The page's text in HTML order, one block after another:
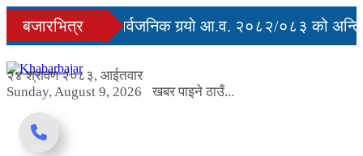
Skip
content
बजारभित्र
सरकारले सार्वजनिक गर्‍यो आ.व. २०८२/०८३ को अन्तिम
२४ श्रावण २०८३, आईतवार
Sunday, August 9, 2026
खबर पाइने ठाउँ...